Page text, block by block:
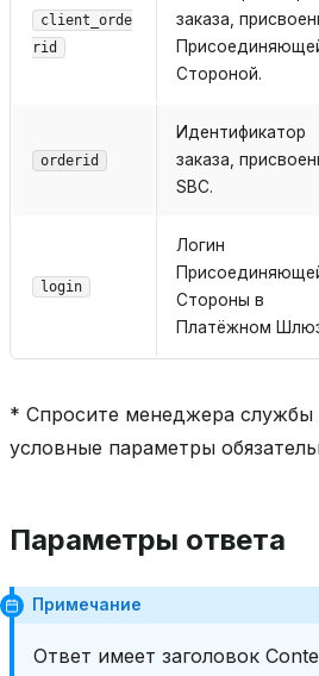
client_orde
rid
заказа,
Стороной.
orderid
Идентификатор
заказа,
SBC.
login
Логин
Стороны в
Платёжном
* Спросите менеджера
условные параметры
Параметры ответа
Примечание
Ответ имеет заголовок